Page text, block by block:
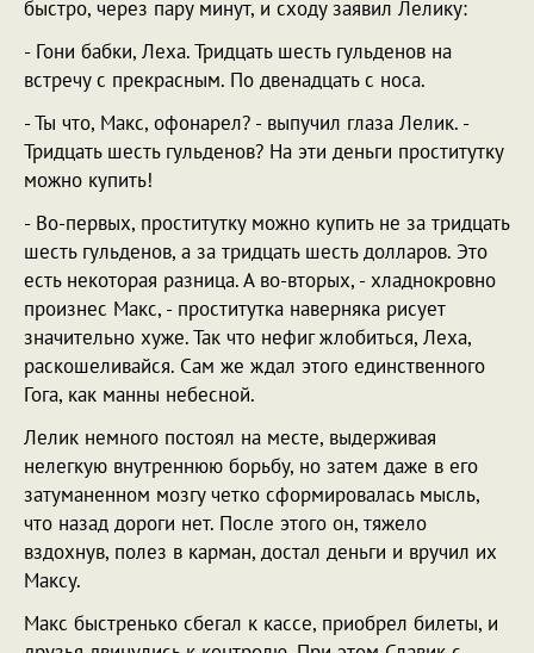
быстро, через пару минут, и сходу заявил Лелику:
- Гони бабки, Леха. Тридцать шесть гульденов на
встречу с прекрасным. По двенадцать с носа.
- Ты что, Макс, офонарел? - выпучил глаза Лелик. -
Тридцать шесть гульденов? На эти деньги проститутку
можно купить!
- Во-первых, проститутку можно купить не за тридцать
шесть гульденов, а за тридцать шесть долларов. Это
есть некоторая разница. А во-вторых, - хладнокровно
произнес Макс, - проститутка наверняка рисует
значительно хуже. Так что нефиг жлобиться, Леха,
раскошеливайся. Сам же ждал этого единственного
Гога, как манны небесной.
Лелик немного постоял на месте, выдерживая
нелегкую внутреннюю борьбу, но затем даже в его
затуманенном мозгу четко сформировалась мысль,
что назад дороги нет. После этого он, тяжело
вздохнув, полез в карман, достал деньги и вручил их
Максу.
Макс быстренько сбегал к кассе, приобрел билеты, и